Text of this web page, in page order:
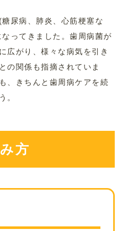
尿病、肺炎、心筋梗塞な
ってきました。歯周病菌が
広がり、様々な病気を引き
の関係も指摘されていま
、きちんと歯周病ケアを続
。
方